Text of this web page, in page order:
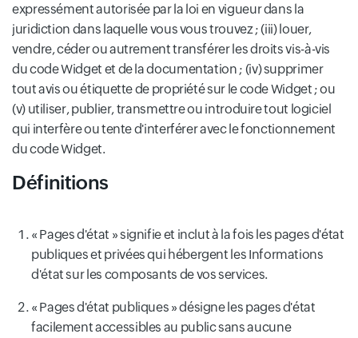
expressément autorisée par la loi en vigueur dans la
juridiction dans laquelle vous vous trouvez ; (iii) louer,
vendre, céder ou autrement transférer les droits vis-à-vis
du code Widget et de la documentation ; (iv) supprimer
tout avis ou étiquette de propriété sur le code Widget ; ou
(v) utiliser, publier, transmettre ou introduire tout logiciel
qui interfère ou tente d'interférer avec le fonctionnement
du code Widget.
Définitions
« Pages d'état » signifie et inclut à la fois les pages d'état
publiques et privées qui hébergent les Informations
d'état sur les composants de vos services.
« Pages d'état publiques » désigne les pages d'état
facilement accessibles au public sans aucune